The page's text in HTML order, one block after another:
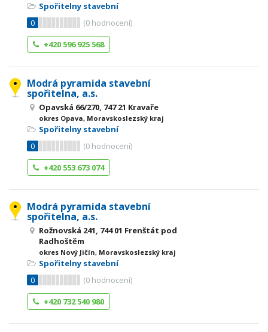
Spořitelny stavební
0
(0 hodnocení)
+420 596 925 568
Modrá pyramida stavební
spořitelna, a.s.
Opavská 66/270, 747 21 Kravaře
okres Opava, Moravskoslezský kraj
Spořitelny stavební
0
(0 hodnocení)
+420 553 673 074
Modrá pyramida stavební
spořitelna, a.s.
Rožnovská 241, 744 01 Frenštát pod
Radhoštěm
okres Nový Jičín, Moravskoslezský kraj
Spořitelny stavební
0
(0 hodnocení)
+420 732 540 980